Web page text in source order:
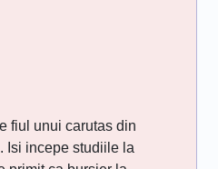
fiul unui carutas din
Isi incepe studiile la